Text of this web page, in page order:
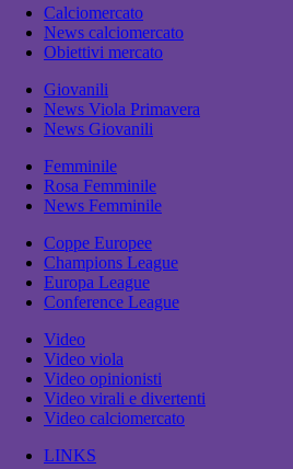
Calciomercato
News calciomercato
Obiettivi mercato
Giovanili
News Viola Primavera
News Giovanili
Femminile
Rosa Femminile
News Femminile
Coppe Europee
Champions League
Europa League
Conference League
Video
Video viola
Video opinionisti
Video virali e divertenti
Video calciomercato
LINKS